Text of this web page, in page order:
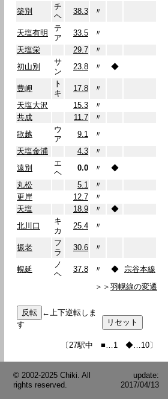
築別
チ
ヘ
38.3 〃
天塩有明
テ
ア
33.5
〃
天塩栄
29.7
〃
初山別
サ
ン
23.8 〃 ◆
豊岬
ト
キ
17.8
〃
天塩大沢
15.3
〃
共成
11.7
〃
歌越
ウ
ア
9.1
〃
天塩金浦
4.3
〃
遠別
エ
ヘ
0.0 〃
◆
丸松
5.1
〃
更岸
12.7
〃
天塩
18.9 〃
◆
北川口
キ
カ
25.4 〃
振老
フ
ラ
30.6 〃
幌延
ノ
ヘ
37.8 〃 ◆
宗谷本線
＞＞ 羽幌線の変遷
←上下逆転しま
す
〔27駅中 ■…1 ◆…10〕
© 2002-2025 Chiki. All
rights reserved.
update:
2017/04/13